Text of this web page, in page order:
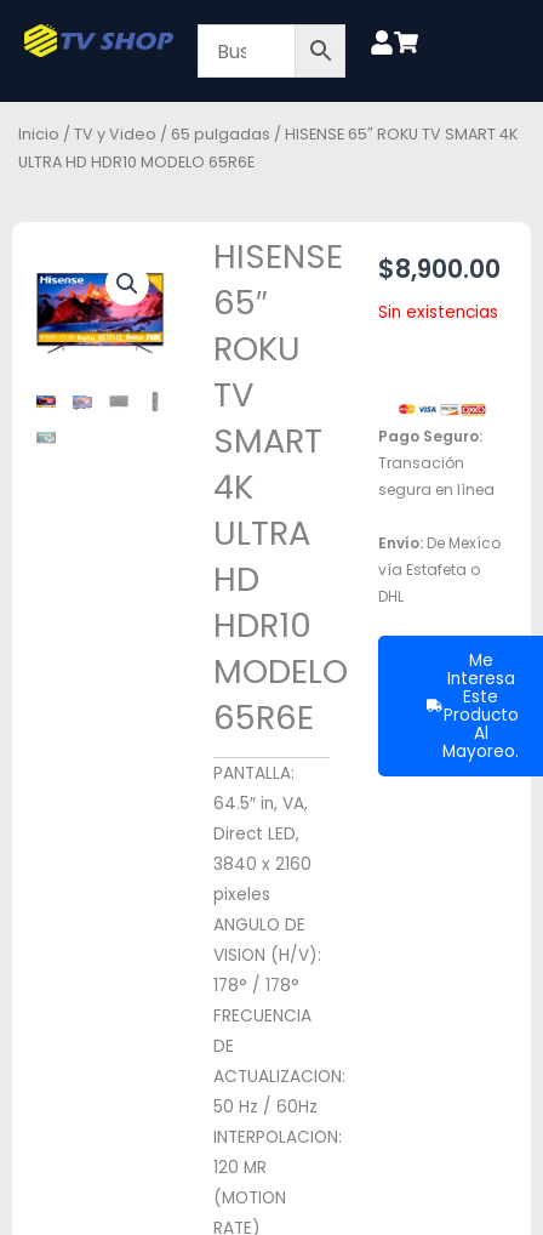
Inicio / TV y Video / 65 pulgadas / HISENSE 65″ ROKU TV SMART 4K
ULTRA HD HDR10 MODELO 65R6E
HISENSE
65″
ROKU
TV
SMART
4K
ULTRA
HD
HDR10
MODELO
65R6E
PANTALLA:
64.5″ in, VA,
Direct LED,
3840 x 2160
pixeles
ANGULO DE
VISION (H/V):
178° / 178°
FRECUENCIA
DE
ACTUALIZACION:
50 Hz / 60Hz
INTERPOLACION:
120 MR
(MOTION
RATE)
$8,900.00
Sin existencias
Pago Seguro:
Transación
segura en línea
Envío:De Mexíco
vía Estafeta o
DHL
Me
Interesa
Este
Producto
Al
Mayoreo.